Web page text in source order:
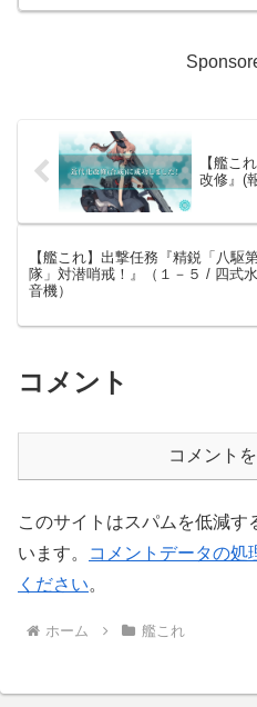
【艦こ
改修』(
【艦これ】出撃任務『精鋭「八駆
隊」対潜哨戒！』（１－５ / 四式
音機）
コメント
コメント
このサイトはスパムを低減す
います。
コメントデータの処
ください。
ホーム 艦これ